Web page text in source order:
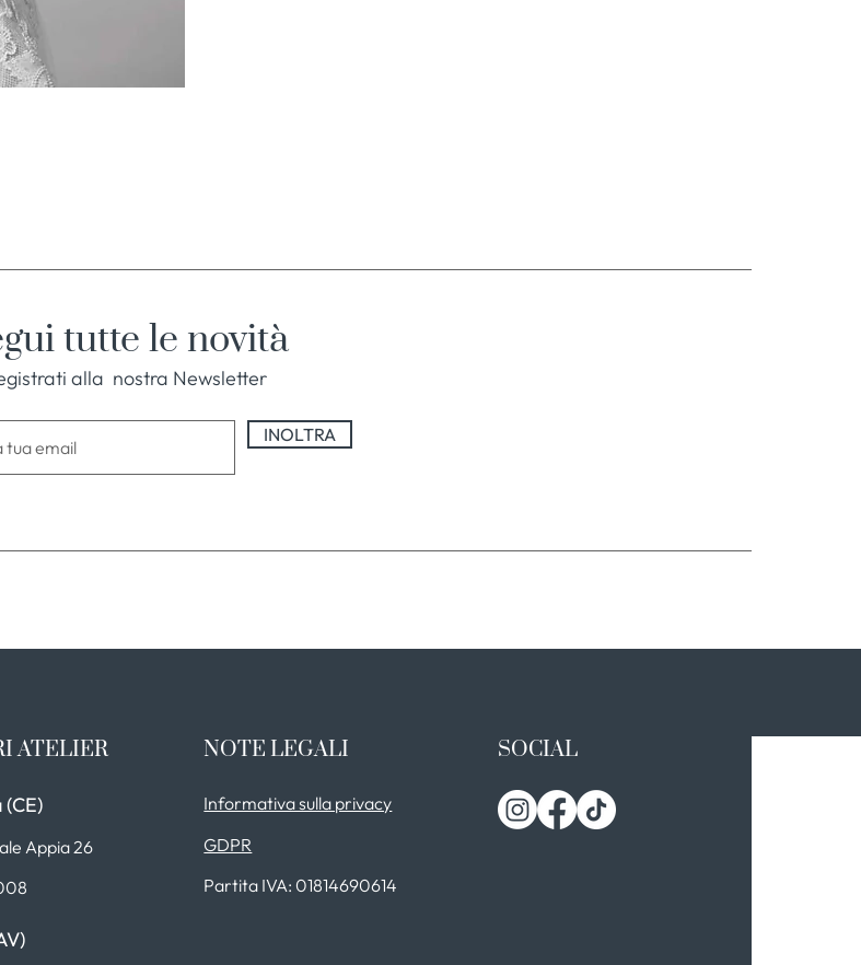
tutte le novità
alla nostra Newsletter
INOLTRA
ATELIER
Appia 26
NOTE LEGALI
Informativa sulla privacy
GDPR
Partita IVA: 01814690614
SOCIAL